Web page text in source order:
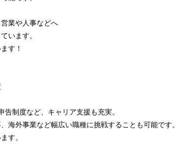
業や人事などへ
います。
す！
制度など、キャリア支援も充実。
海外事業など幅広い職種に挑戦することも可能です。
す。